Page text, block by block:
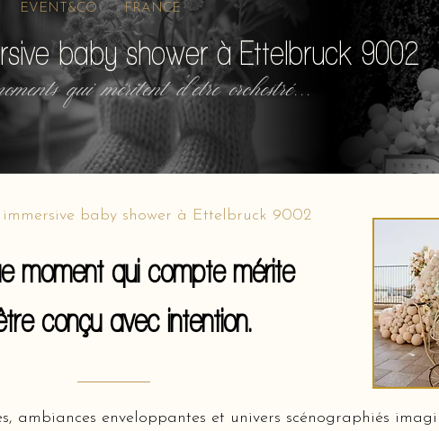
EVENT&CO FRANCE
baby shower à Ettelbruck 9002
qui méritent d'etre orchestré...
baby shower à Ettelbruck 9002
moment qui compte mérite
conçu avec intention.
ambiances enveloppantes et univers scénographiés